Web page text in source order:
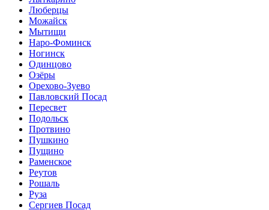
Люберцы
Можайск
Мытищи
Наро-Фоминск
Ногинск
Одинцово
Озёры
Орехово-Зуево
Павловский Посад
Пересвет
Подольск
Протвино
Пушкино
Пущино
Раменское
Реутов
Рошаль
Руза
Сергиев Посад